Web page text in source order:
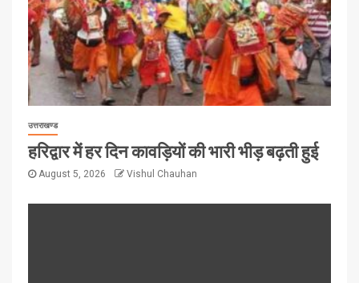
उत्तराखण्ड
हरिद्वार में हर दिन कावड़ियों की भारी भीड़ बढ़ती हुई
August 5, 2026 Vishul Chauhan